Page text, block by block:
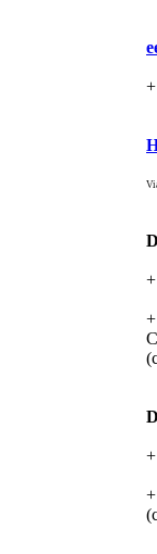
+
+
+